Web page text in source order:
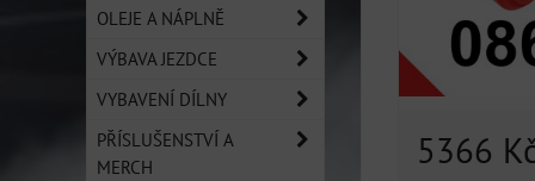
5366
OLEJE A NÁPLNĚ
VÝBAVA JEZDCE
VYBAVENÍ DÍLNY
PŘÍSLUŠENSTVÍ A
MERCH